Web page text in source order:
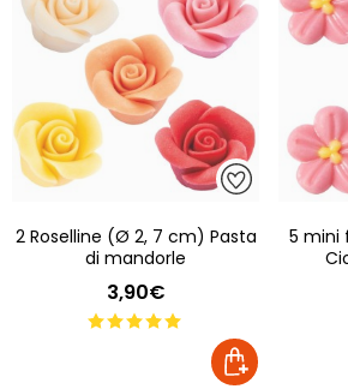
2 Roselline (Ø 2, 7 cm) Pasta
di mandorle
3,90€
5 mini